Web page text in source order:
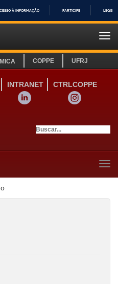
IR
À INFORMAÇÃO PARTICIPE
COPPE UFRJ
INTRANET
CTRLCOPPE
LINKEDIN
INSTAGRAM
ESPANHOL